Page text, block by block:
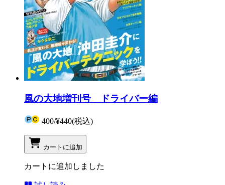
風の大地増刊号 ドライバー編
400/¥440(税込)
カートに追加
カートに追加しました